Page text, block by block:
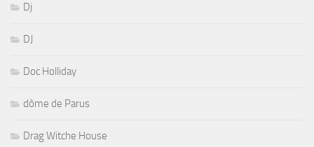
Dj
DJ
Doc Holliday
dôme de Parus
Drag Witche House